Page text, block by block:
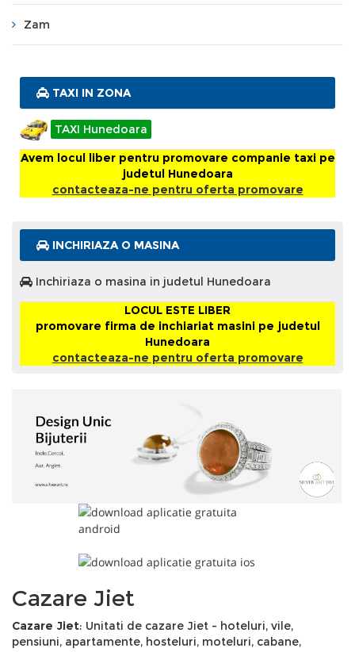
Zam
TAXI IN ZONA
TAXI Hunedoara
Avem locul liber pentru promovare companie taxi pe
judetul Hunedoara
contacteaza-ne pentru oferta promovare
INCHIRIAZA O MASINA
Inchiriaza o masina in judetul Hunedoara
LOCUL ESTE LIBER
promovare firma de inchiariat masini pe judetul
Hunedoara
contacteaza-ne pentru oferta promovare
Cazare Jiet
Cazare Jiet: Unitati de cazare Jiet - hoteluri, vile,
pensiuni, apartamente, hosteluri, moteluri, cabane,